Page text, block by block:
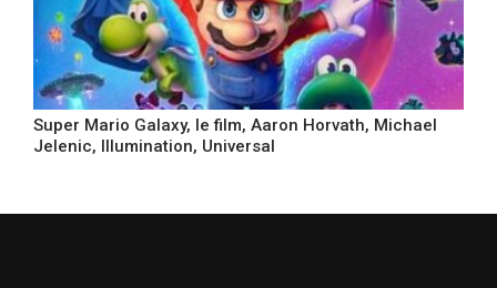
Super Mario Galaxy, le film, Aaron Horvath, Michael
Jelenic, Illumination, Universal